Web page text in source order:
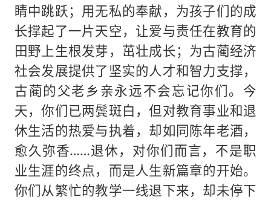
睛中跳跃；用无私的奉献，为孩子们的成
长撑起了一片天空，让爱与责任在教育的
田野上生根发芽，茁壮成长；为古蔺经济
社会发展提供了坚实的人才和智力支撑，
古蔺的父老乡亲永远不会忘记你们。今
天，你们已两鬓斑白，但对教育事业和退
休生活的热爱与执着，却如同陈年老酒，
愈久弥香……退休，对你们而言，不是职
业生涯的终点，而是人生新篇章的开始。
你们从繁忙的教学一线退下来，却未停下